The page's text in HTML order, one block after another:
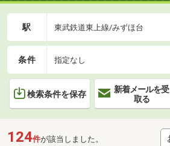
駅 東武鉄道東上線/みずほ台
条件 指定なし
検索条件を保存
新着メールを受
取る
124件が該当しました。